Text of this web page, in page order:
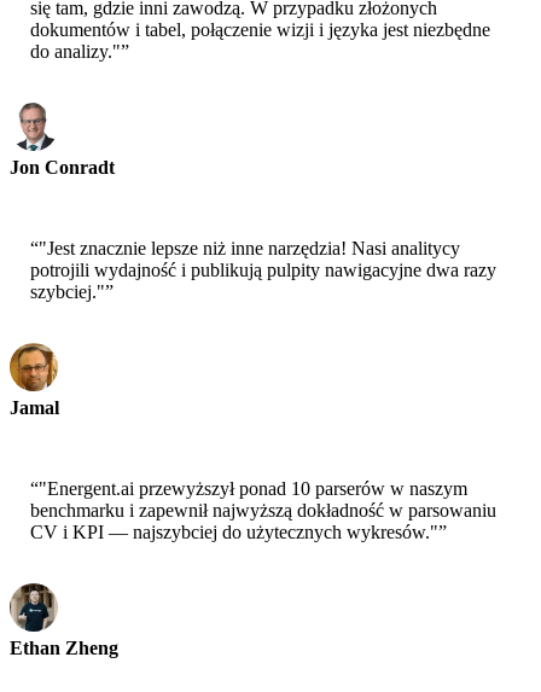
się tam, gdzie inni zawodzą. W przypadku złożonych
dokumentów i tabel, połączenie wizji i języka jest niezbędne
do analizy."”
Jon Conradt
“"Jest znacznie lepsze niż inne narzędzia! Nasi analitycy
potrojili wydajność i publikują pulpity nawigacyjne dwa razy
szybciej."”
Jamal
“"Energent.ai przewyższył ponad 10 parserów w naszym
benchmarku i zapewnił najwyższą dokładność w parsowaniu
CV i KPI — najszybciej do użytecznych wykresów."”
Ethan Zheng